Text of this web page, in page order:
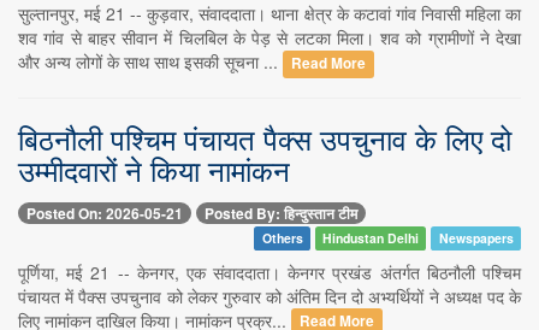
सुल्तानपुर, मई 21 -- कुड़वार, संवाददाता। थाना क्षेत्र के कटावां गांव निवासी महिला का
शव गांव से बाहर सीवान में चिलबिल के पेड़ से लटका मिला। शव को ग्रामीणों ने देखा
और अन्य लोगों के साथ साथ इसकी सूचना ...
Read More
बिठनौली पश्चिम पंचायत पैक्स उपचुनाव के लिए दो
उम्मीदवारों ने किया नामांकन
Posted On: 2026-05-21 Posted By: हिन्दुस्तान टीम
Others Hindustan Delhi Newspapers
पूर्णिया, मई 21 -- केनगर, एक संवाददाता। केनगर प्रखंड अंतर्गत बिठनौली पश्चिम
पंचायत में पैक्स उपचुनाव को लेकर गुरुवार को अंतिम दिन दो अभ्यर्थियों ने अध्यक्ष पद के
लिए नामांकन दाखिल किया। नामांकन प्रक्र...
Read More